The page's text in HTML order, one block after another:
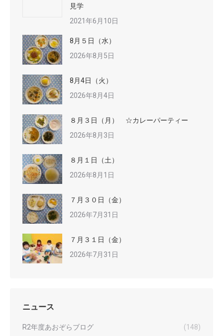
見学
2021年6月10日
8月５日（水）
2026年8月5日
8月4日（火）
2026年8月4日
８月３日（月） ☆カレーパーティー
2026年8月3日
８月１日（土）
2026年8月1日
７月３０日（金）
2026年7月31日
７月３１日（金）
2026年7月31日
ニュース
R2年度あおぞらブログ
(148)